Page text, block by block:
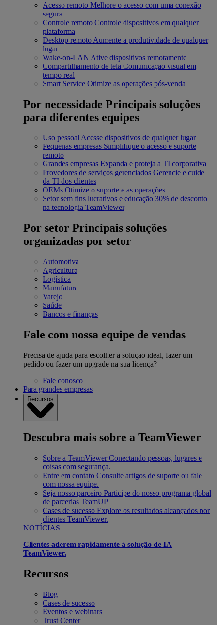
Acesso remoto Melhore o acesso com uma conexão
segura
Controle remoto Controle dispositivos em qualquer
plataforma
Desktop remoto Aumente a produtividade de qualquer
lugar
Wake-on-LAN Ative dispositivos remotamente
Compartilhamento de tela Comunicação visual em
tempo real
Smart Service Otimize as operações pós-venda
Por necessidade Principais soluções
para diferentes equipes
Uso pessoalAcesse dispositivos de qualquer lugar
Pequenas empresas Simplifique o acesso e suporte
remoto
Grandes empresas Expanda e proteja a TI corporativa
Provedores de serviços gerenciados Gerencie e cuide
da TI dos clientes
OEMs Otimize o suporte e as operações
Setor sem fins lucrativos e educação 30% de desconto
na tecnologia TeamViewer
Por setor Principais soluções
organizadas por setor
Automotiva
Agricultura
Logística
Manufatura
Varejo
Saúde
Bancos e finanças
Fale com nossa equipe de vendas
Precisa de ajuda para escolher a solução ideal, fazer um
pedido ou fazer um upgrade na sua licença?
Fale conosco
Para grandes empresas
Recursos
Descubra mais sobre a TeamViewer
Sobre a TeamViewer Conectando pessoas, lugares e
coisas com segurança.
Entre em contato Consulte artigos de suporte ou fale
com nossa equipe.
Seja nosso parceiro Participe do nosso programa global
de parcerias TeamUP.
Cases de sucesso Explore os resultados alcançados por
clientes TeamViewer.
NOTÍCIAS
Clientes aderem rapidamente à solução de IA
TeamViewer.
Recursos
Blog
Cases de sucesso
Eventos e webinars
Trust Center